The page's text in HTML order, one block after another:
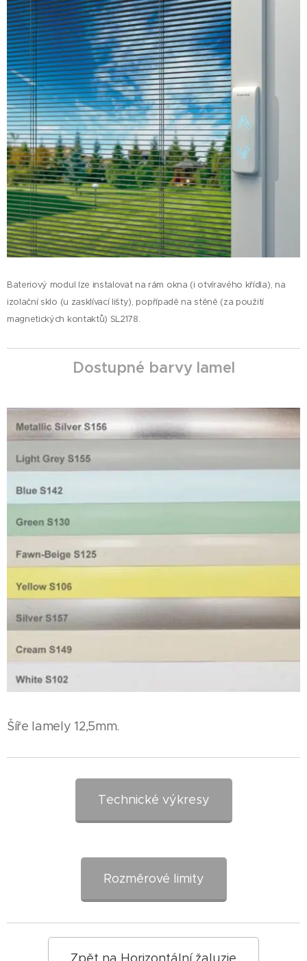
Bateriový modul lze instalovat na rám okna (i otvíravého křídla), na
izolační sklo (u zasklívací lišty), popřípadě na stěně (za použití
magnetických kontaktů) SL2178.
Dostupné barvy lamel
Šíře lamely 12,5mm.
Technické výkresy
Rozměrové limity